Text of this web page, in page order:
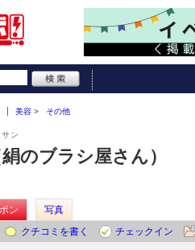
美容 その他
ン
のブラシ屋さん）
ン
写真
クチコミを書く
チェックイン